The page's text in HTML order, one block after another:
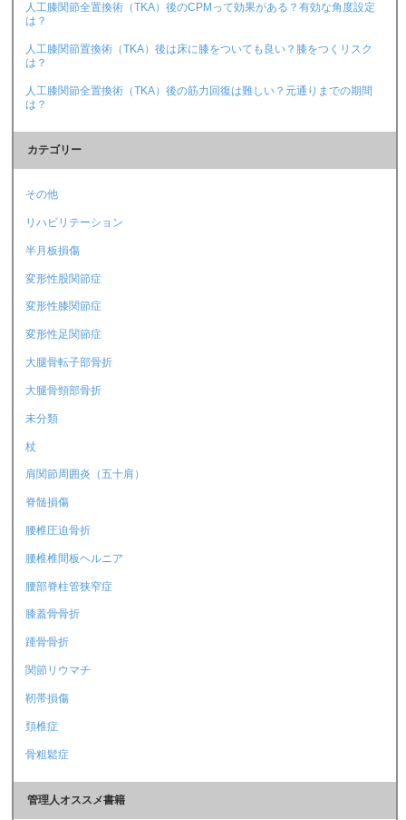
人工膝関節全置換術（TKA）後のCPMって効果がある？有効な角度設定
は？
人工膝関節置換術（TKA）後は床に膝をついても良い？膝をつくリスク
は？
人工膝関節全置換術（TKA）後の筋力回復は難しい？元通りまでの期間
は？
カテゴリー
その他
リハビリテーション
半月板損傷
変形性股関節症
変形性膝関節症
変形性足関節症
大腿骨転子部骨折
大腿骨頸部骨折
未分類
杖
肩関節周囲炎（五十肩）
脊髄損傷
腰椎圧迫骨折
腰椎椎間板ヘルニア
腰部脊柱管狭窄症
膝蓋骨骨折
踵骨骨折
関節リウマチ
靭帯損傷
頚椎症
骨粗鬆症
管理人オススメ書籍